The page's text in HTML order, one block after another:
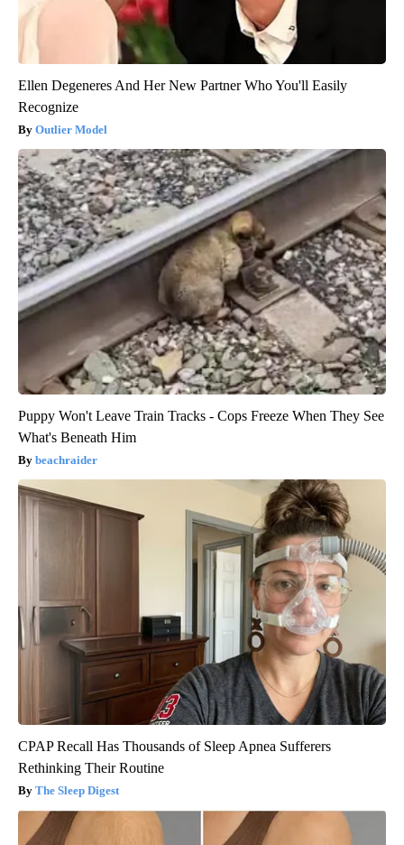
Ellen Degeneres And Her New Partner Who You'll Easily
Recognize
Outlier Model
Puppy Won't Leave Train Tracks - Cops Freeze When They See
What's Beneath Him
beachraider
CPAP Recall Has Thousands of Sleep Apnea Sufferers
Rethinking Their Routine
The Sleep Digest